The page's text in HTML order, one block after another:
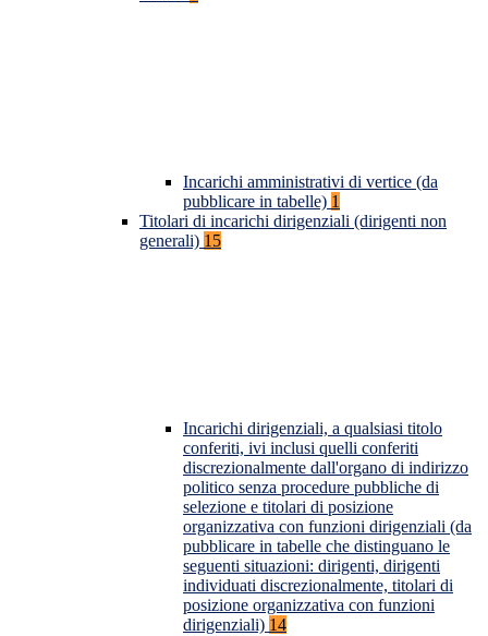
Incarichi amministrativi di vertice (da
pubblicare in tabelle) 1
Titolari di incarichi dirigenziali (dirigenti non
generali) 15
Incarichi dirigenziali, a qualsiasi titolo
conferiti, ivi inclusi quelli conferiti
discrezionalmente dall'organo di indirizzo
politico senza procedure pubbliche di
selezione e titolari di posizione
organizzativa con funzioni dirigenziali (da
pubblicare in tabelle che distinguano le
seguenti situazioni: dirigenti, dirigenti
individuati discrezionalmente, titolari di
posizione organizzativa con funzioni
dirigenziali) 14